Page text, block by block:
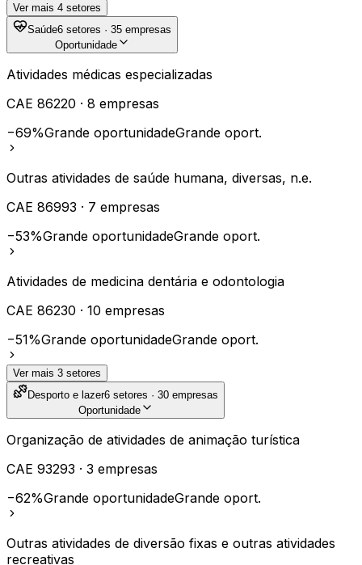
Ver mais 4 setores
Saúde6 setores · 35 empresas
Oportunidade
Atividades médicas especializadas
CAE 86220 · 8 empresas
−69%Grande oportunidadeGrande oport.
Outras atividades de saúde humana, diversas, n.e.
CAE 86993 · 7 empresas
−53%Grande oportunidadeGrande oport.
Atividades de medicina dentária e odontologia
CAE 86230 · 10 empresas
−51%Grande oportunidadeGrande oport.
Ver mais 3 setores
Desporto e lazer6 setores · 30 empresas
Oportunidade
Organização de atividades de animação turística
CAE 93293 · 3 empresas
−62%Grande oportunidadeGrande oport.
Outras atividades de diversão fixas e outras atividades
recreativas